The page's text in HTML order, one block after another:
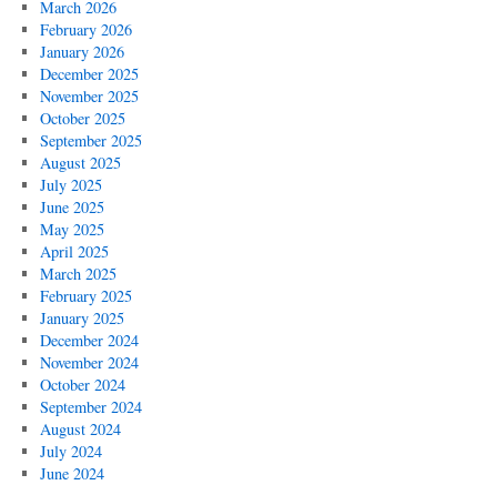
March 2026
February 2026
January 2026
December 2025
November 2025
October 2025
September 2025
August 2025
July 2025
June 2025
May 2025
April 2025
March 2025
February 2025
January 2025
December 2024
November 2024
October 2024
September 2024
August 2024
July 2024
June 2024